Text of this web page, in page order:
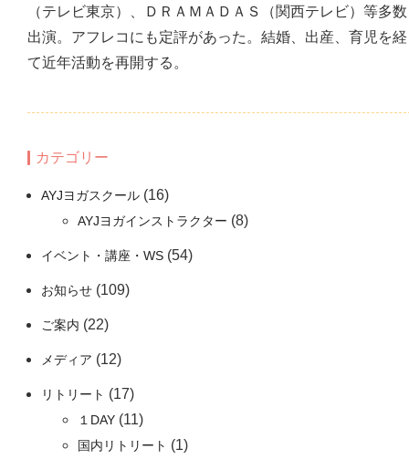
（テレビ東京）、ＤＲＡＭＡＤＡＳ（関西テレビ）等多数
出演。アフレコにも定評があった。結婚、出産、育児を経
て近年活動を再開する。
カテゴリー
AYJヨガスクール (16)
AYJヨガインストラクター (8)
イベント・講座・WS (54)
お知らせ (109)
ご案内 (22)
メディア (12)
リトリート (17)
１DAY (11)
国内リトリート (1)